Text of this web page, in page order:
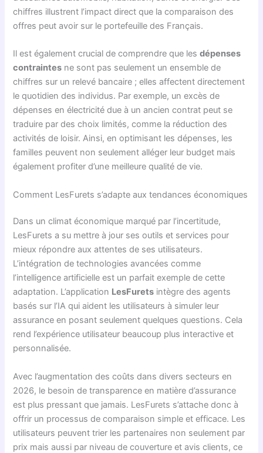
chiffres illustrent l’impact direct que la comparaison des
offres peut avoir sur le portefeuille des Français.
Il est également crucial de comprendre que lesdépenses
contraintes ne sont pas seulement un ensemble de
chiffres sur un relevé bancaire ; elles affectent directement
le quotidien des individus. Par exemple, un excès de
dépenses en électricité due à un ancien contrat peut se
traduire par des choix limités, comme la réduction des
activités de loisir. Ainsi, en optimisant les dépenses, les
familles peuvent non seulement alléger leur budget mais
également profiter d’une meilleure qualité de vie.
Comment LesFurets s’adapte aux tendances économiques
Dans un climat économique marqué par l’incertitude,
LesFurets a su mettre à jour ses outils et services pour
mieux répondre aux attentes de ses utilisateurs.
L’intégration de technologies avancées comme
l’intelligence artificielle est un parfait exemple de cette
adaptation. L’application LesFurets intègre des agents
basés sur l’IA qui aident les utilisateurs à simuler leur
assurance en posant seulement quelques questions. Cela
rend l’expérience utilisateur beaucoup plus interactive et
personnalisée.
Avec l’augmentation des coûts dans divers secteurs en
2026, le besoin de transparence en matière d’assurance
est plus pressant que jamais. LesFurets s’attache donc à
offrir un processus de comparaison simple et efficace. Les
utilisateurs peuvent trier les partenaires non seulement par
prix mais aussi par niveau de couverture et avis clients, ce